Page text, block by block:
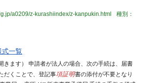
a0209/z-kurashiindex/z-kanpukin.html
種別：
式一覧
きます） 申請者が法人の場合、次の手続は、届書
だくことで、登記事項証明書の添付が不要となり